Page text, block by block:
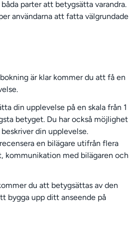
parter att betygsätta varandra.
användarna att fatta välgrundade
är klar kommer du att få en
din upplevelse på en skala från 1
betyget. Du har också möjlighet
din upplevelse.
en bilägare utifrån flera
kommunikation med bilägaren och
du att betygsättas av den
bygga upp ditt anseende på